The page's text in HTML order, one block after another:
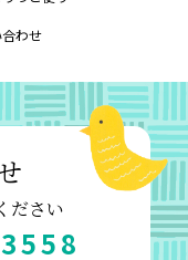
わせ
ださい